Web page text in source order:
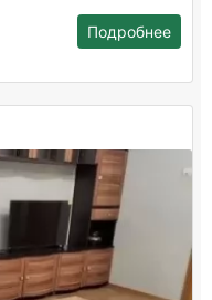
Подробнее